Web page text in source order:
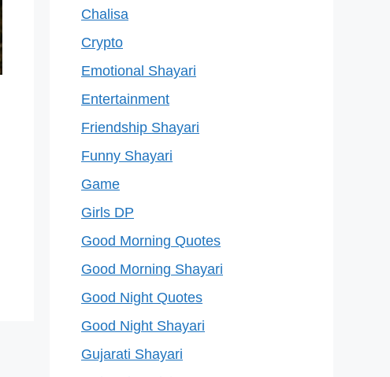
Chalisa
Crypto
Emotional Shayari
Entertainment
Friendship Shayari
Funny Shayari
Game
Girls DP
Good Morning Quotes
Good Morning Shayari
Good Night Quotes
Good Night Shayari
Gujarati Shayari